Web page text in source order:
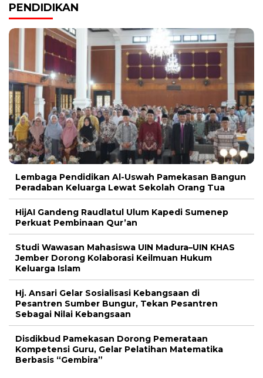
PENDIDIKAN
Lembaga Pendidikan Al-Uswah Pamekasan Bangun
Peradaban Keluarga Lewat Sekolah Orang Tua
HijAI Gandeng Raudlatul Ulum Kapedi Sumenep
Perkuat Pembinaan Qur’an
Studi Wawasan Mahasiswa UIN Madura–UIN KHAS
Jember Dorong Kolaborasi Keilmuan Hukum
Keluarga Islam
Hj. Ansari Gelar Sosialisasi Kebangsaan di
Pesantren Sumber Bungur, Tekan Pesantren
Sebagai Nilai Kebangsaan
Disdikbud Pamekasan Dorong Pemerataan
Kompetensi Guru, Gelar Pelatihan Matematika
Berbasis “Gembira”